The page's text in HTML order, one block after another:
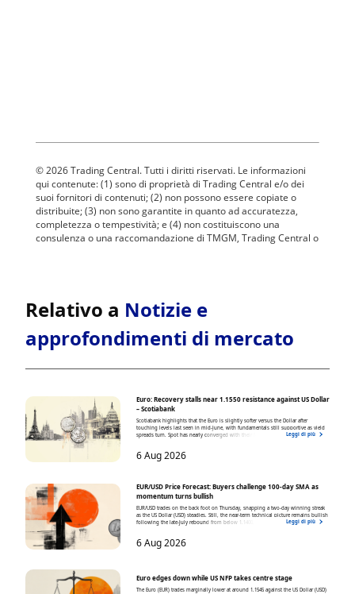
Relativo a Notizie e
approfondimenti di mercato
Euro: Recovery stalls near 1.1550 resistance against US Dollar
– Scotiabank
Scotiabank highlights that the Euro is slightly softer versus the Dollar after
touching levels last seen in mid-June, with fundamentals still supportive as yield
spreads turn. Spot has nearly converged with their fair value based on the 2-year
Leggi di più
6 Aug 2026
EUR/USD Price Forecast: Buyers challenge 100-day SMA as
momentum turns bullish
EUR/USD trades on the back foot on Thursday, snapping a two-day winning streak
as the US Dollar (USD) steadies. Still, the near-term technical picture remains bullish
following the late-July rebound from below 1.1400. At the time of writing, the pair
Leggi di più
6 Aug 2026
Euro edges down while US NFP takes centre stage
The Euro (EUR) trades marginally lower at around 1.1545 against the US Dollar (USD)